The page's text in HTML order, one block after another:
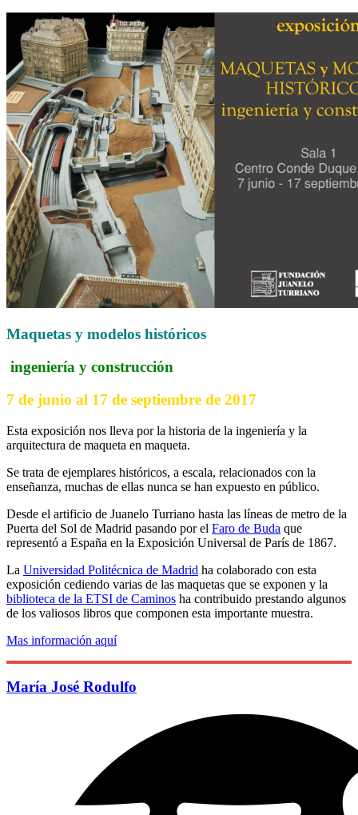
Maquetas y modelos históricos
ingeniería y construcción
7 de junio al 17 de septiembre de 2017
Esta exposición nos lleva por la historia de la ingeniería y la
arquitectura de maqueta en maqueta.
Se trata de ejemplares históricos, a escala, relacionados con la
enseñanza, muchas de ellas nunca se han expuesto en público.
Desde el artificio de Juanelo Turriano hasta las líneas de metro de la
Puerta del Sol de Madrid pasando por el Faro de Buda que
representó a España en la Exposición Universal de París de 1867.
La Universidad Politécnica de Madrid ha colaborado con esta
exposición cediendo varias de las maquetas que se exponen y la
biblioteca de la ETSI de Caminos ha contribuido prestando algunos
de los valiosos libros que componen esta importante muestra.
Mas información aquí
María José Rodulfo